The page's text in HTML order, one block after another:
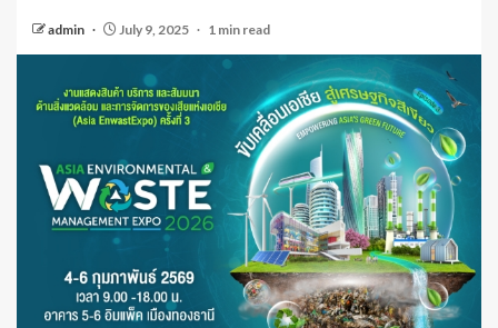
admin July 9, 2025 1 min read